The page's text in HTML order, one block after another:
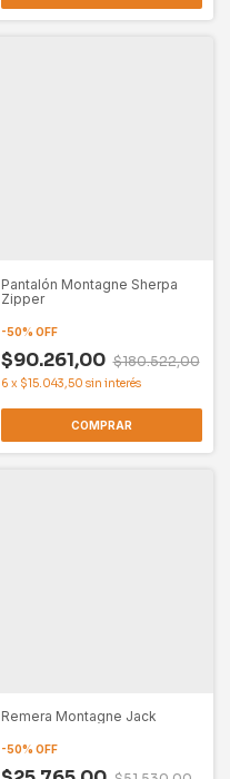
Pantalón Montagne Sherpa
Zipper
-50% OFF
$90.261,00 $180.522,00
6 x $15.043,50 sin interés
COMPRAR
Remera Montagne Jack
-50% OFF